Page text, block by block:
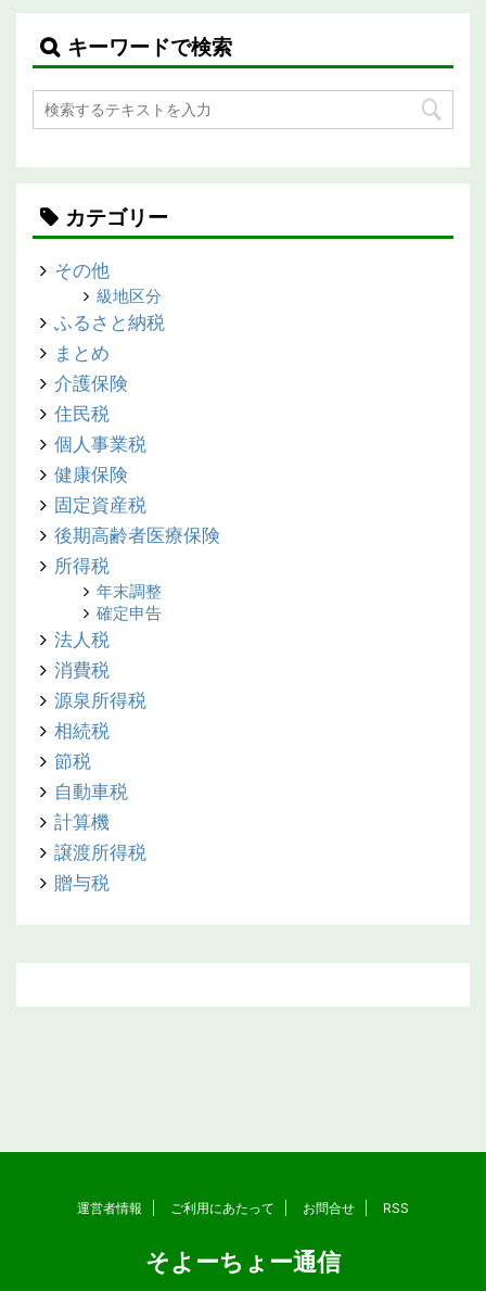
キーワードで検索
カテゴリー
その他
級地区分
ふるさと納税
まとめ
介護保険
住民税
個人事業税
健康保険
固定資産税
後期高齢者医療保険
所得税
年末調整
確定申告
法人税
消費税
源泉所得税
相続税
節税
自動車税
計算機
譲渡所得税
贈与税
運営者情報 ご利用にあたって お問合せ RSS
そよーちょー通信
Copyright© そよーちょー通信 , 2026 All Rights